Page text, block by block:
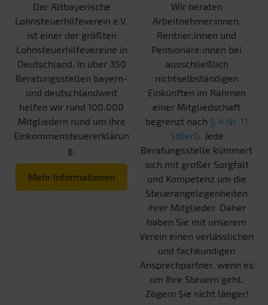
Der Altbayerische
Lohnsteuerhilfeverein e.V.
ist einer der größten
Lohnsteuerhilfevereine in
Deutschland. In über 350
Beratungsstellen bayern-
und deutschlandweit
helfen wir rund 100.000
Mitgliedern rund um ihre
Einkommensteuererklärun
g.
Mehr Informationen
Wir beraten
Arbeitnehmer:innen,
Rentner:innen und
Pensionäre:innen bei
ausschließlich
nichtselbständigen
Einkünften im Rahmen
einer Mitgliedschaft
begrenzt nach § 4 Nr. 11
StBerG. Jede
Beratungsstelle kümmert
sich mit großer Sorgfalt
und Kompetenz um die
Steuerangelegenheiten
ihrer Mitglieder. Daher
haben Sie mit unserem
Verein einen verlässlichen
und fachkundigen
Ansprechpartner, wenn es
um Ihre Steuern geht.
Zögern Sie nicht länger!